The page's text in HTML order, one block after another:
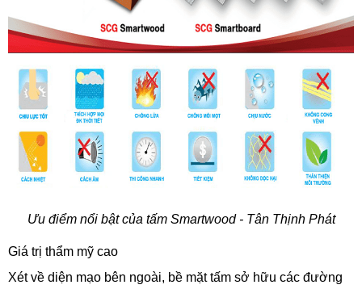
Ưu điểm nổi bật của tấm Smartwood - Tân Thịnh Phát
Giá trị thẩm mỹ cao
Xét về diện mạo bên ngoài, bề mặt tấm sở hữu các đường